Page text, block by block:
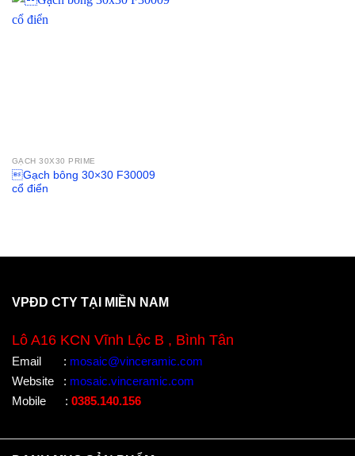
GẠCH 30X30 PRIME
Gạch bông 30×30 F30009
cổ điển
VPĐD CTY TẠI MIỀN NAM
Lô A16 KCN Vĩnh Lộc B , Bình Tân
Email : mosaic@vinceramic.com
Website
: mosaic.vinceramic.com
Mobile
: 0385.140.156